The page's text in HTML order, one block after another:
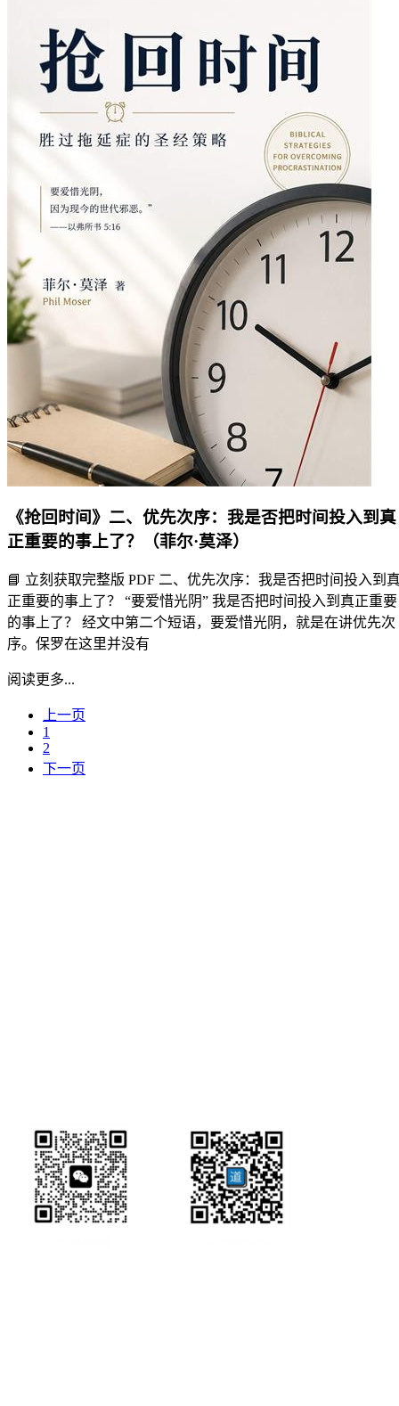
《抢回时间》二、优先次序：我是否把时间投入到真
正重要的事上了？（菲尔·莫泽）
📘 立刻获取完整版 PDF 二、优先次序：我是否把时间投入到
正重要的事上了？ “要爱惜光阴” 我是否把时间投入到真正重要
的事上了？ 经文中第二个短语，要爱惜光阴，就是在讲优先次
序。保罗在这里并没有
阅读更多...
上一页
1
2
下一页